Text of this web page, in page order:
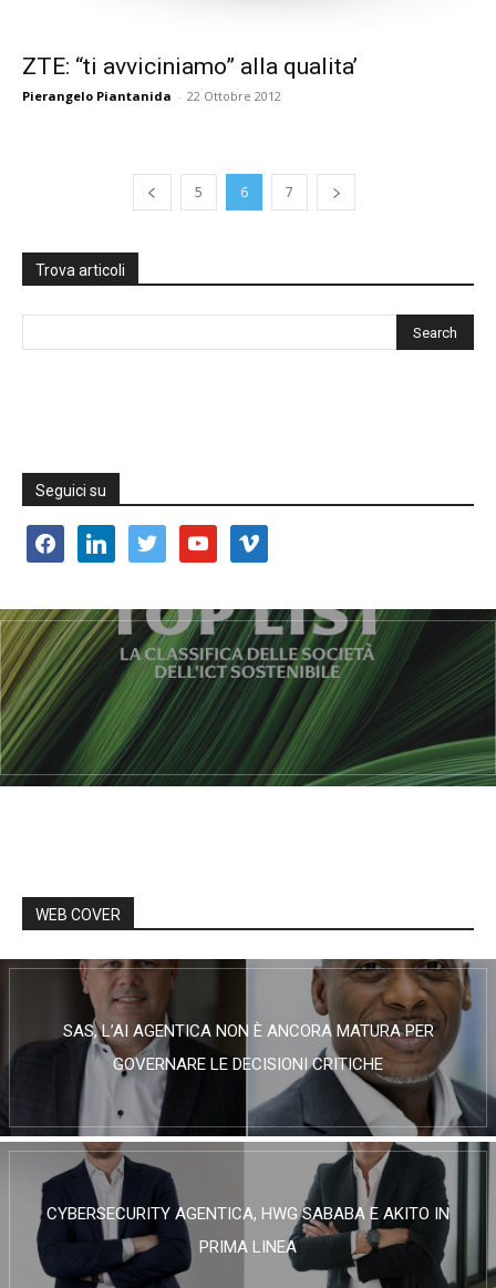
ZTE: “ti avviciniamo” alla qualita’
Pierangelo Piantanida - 22 Ottobre 2012
5 6 7
Trova articoli
Seguici su
facebooklinkedin twitter youtube vimeo
WEB COVER
SAS, L’AI AGENTICA NON È ANCORA MATURA PER
GOVERNARE LE DECISIONI CRITICHE
CYBERSECURITY AGENTICA, HWG SABABA E AKITO IN
PRIMA LINEA